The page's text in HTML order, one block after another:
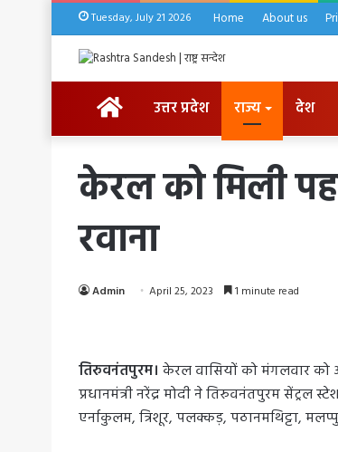
Tuesday, July 21 2026 Home About us
HOMEउत्तर प्रदेश राज्य देश
केरल को मिली
रवाना
Admin April 25, 2023 1 minute read
तिरुवनंतपुरम। केरल वासियों को मंगलवार को
प्रधानमंत्री नरेंद्र मोदी ने तिरुवनंतपुरम सेंट्रल
एर्नाकुलम, त्रिशूर, पलक्कड़, पठानमथिट्टा,